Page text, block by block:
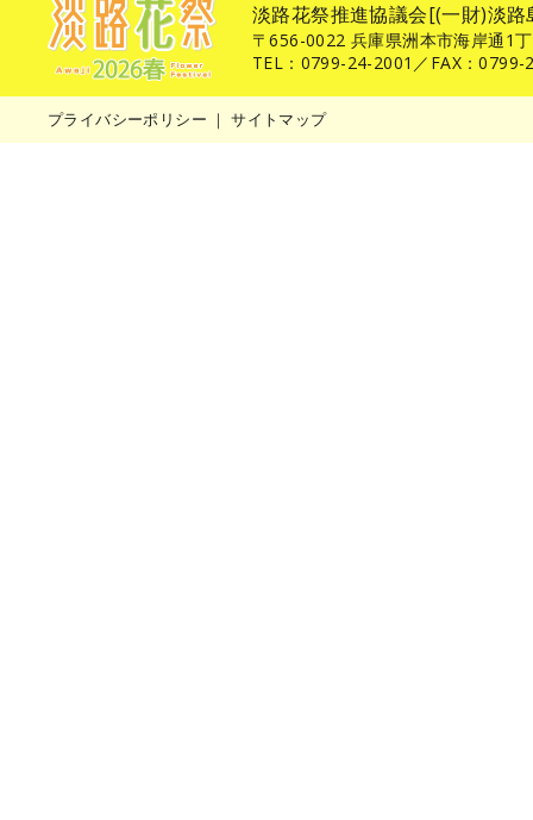
淡路花祭推進協議会[(一財)淡
〒656-0022 兵庫県洲本市海岸通1
TEL：0799-24-2001／FAX：0799-
プライバシーポリシー ｜サイトマップ